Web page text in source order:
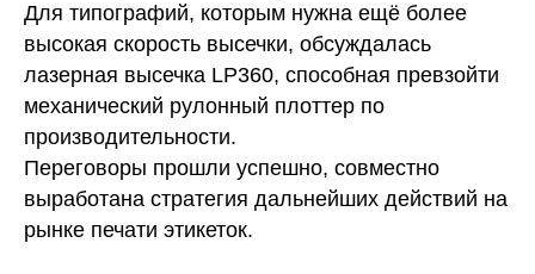
Для типографий, которым нужна ещё более
высокая скорость высечки, обсуждалась
лазерная высечка LP360, способная превзойти
механический рулонный плоттер по
производительности.
Переговоры прошли успешно, совместно
выработана стратегия дальнейших действий на
рынке печати этикеток.